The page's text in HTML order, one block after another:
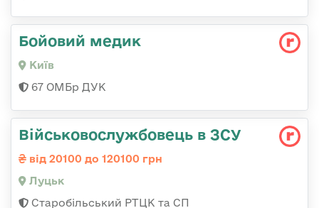
Бойовий медик
Київ
67 ОМБр ДУК
Військовослужбовець в ЗСУ
від 20100 до 120100 грн
Луцьк
Старобільський РТЦК та СП